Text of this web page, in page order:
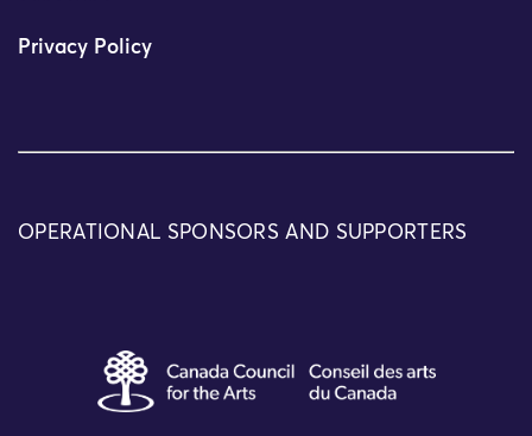
Privacy Policy
OPERATIONAL SPONSORS AND SUPPORTERS